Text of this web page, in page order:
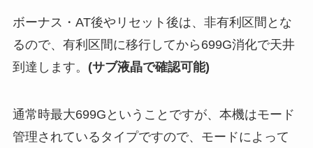
ボーナス・AT後やリセット後は、非有利区間とな
るので、有利区間に移行してから699G消化で天井
到達します。 (サブ液晶で確認可能)
通常時最大699Gということですが、本機はモード
管理されているタイプですので、モードによって